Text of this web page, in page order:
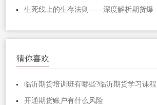
生死线上的生存法则——深度解析期货爆
猜你喜欢
临沂期货培训班有哪些?临沂期货学习课程
开通期货账户有什么风险